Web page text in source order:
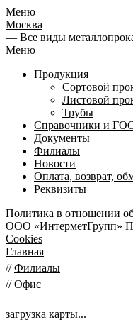
Меню
Москва
— Все виды
Меню
Продукция
Сортовой
Листовой
Трубы
Справочники и
Документы
Филиалы
Новости
Оплата, возврат,
Реквизиты
Политика в отношении
ООО «ИнтерметГрупп»
Cookies
Главная
// Филиалы
// Офис
загрузка карты...